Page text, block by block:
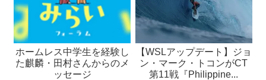
ホームレス中学生を経験し
た麒麟・田村さんからのメ
ッセージ
【WSLアップデート】ジョ
ン・マーク・トコンがCT
第11戦『Philippine...